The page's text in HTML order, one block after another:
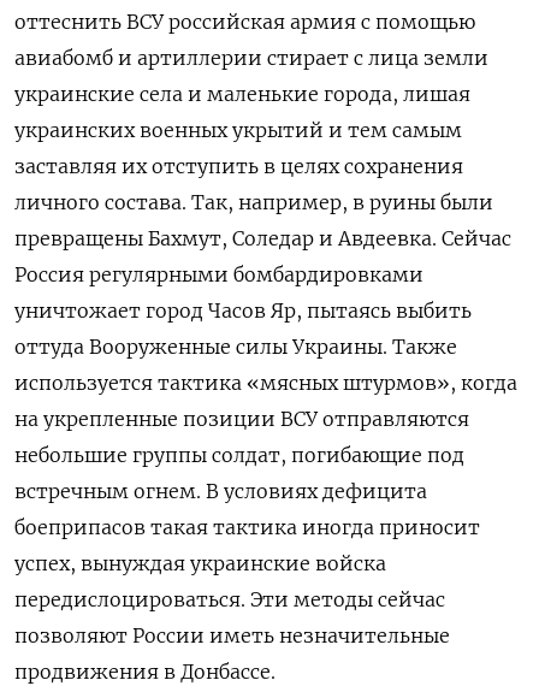
оттеснить ВСУ российская армия с помощью
авиабомб и артиллерии стирает с лица земли
украинские села и маленькие города, лишая
украинских военных укрытий и тем самым
заставляя их отступить в целях сохранения
личного состава. Так, например, в руины были
превращены Бахмут, Соледар и Авдеевка. Сейчас
Россия регулярными бомбардировками
уничтожает город Часов Яр, пытаясь выбить
оттуда Вооруженные силы Украины. Также
используется тактика «мясных штурмов», когда
на укрепленные позиции ВСУ отправляются
небольшие группы солдат, погибающие под
встречным огнем. В условиях дефицита
боеприпасов такая тактика иногда приносит
успех, вынуждая украинские войска
передислоцироваться. Эти методы сейчас
позволяют России иметь незначительные
продвижения в Донбассе.